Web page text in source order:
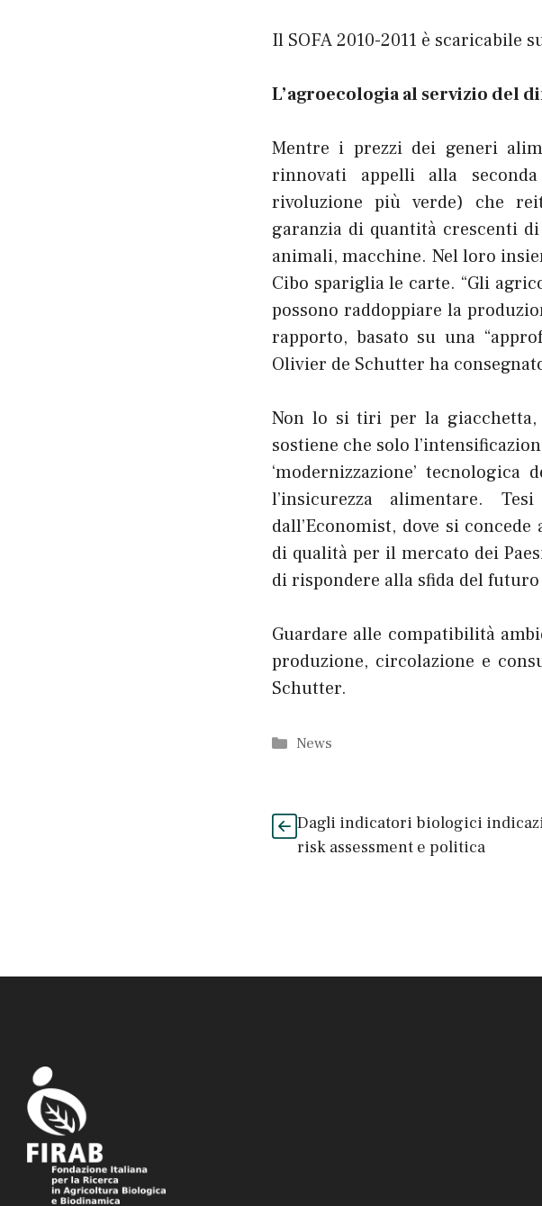
Il SOFA 2010-2011 è scaricabile
L’agroecologia al servizio del
Mentre i prezzi dei generi
rinnovati appelli alla
rivoluzione più verde) che
garanzia di quantità crescenti
animali, macchine. Nel loro
Cibo spariglia le carte. “Gli
possono raddoppiare la
rapporto, basato su una
Olivier de Schutter ha
Non lo si tiri per la giacchetta,
sostiene che solo
‘modernizzazione’
l’insicurezza alimentare.
dall’Economist, dove si
di qualità per il mercato dei
di rispondere alla sfida del
Guardare alle compatibilità
produzione, circolazione e
Schutter.
Categorie
News
Dagli indicatori biologici
risk assessment e politica